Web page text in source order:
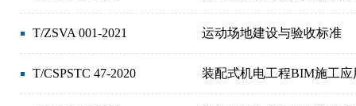
T/ZSVA 001-2021 运动场地建设与验收标准
T/CSPSTC 47-2020 装配式机电工程BIM施工应